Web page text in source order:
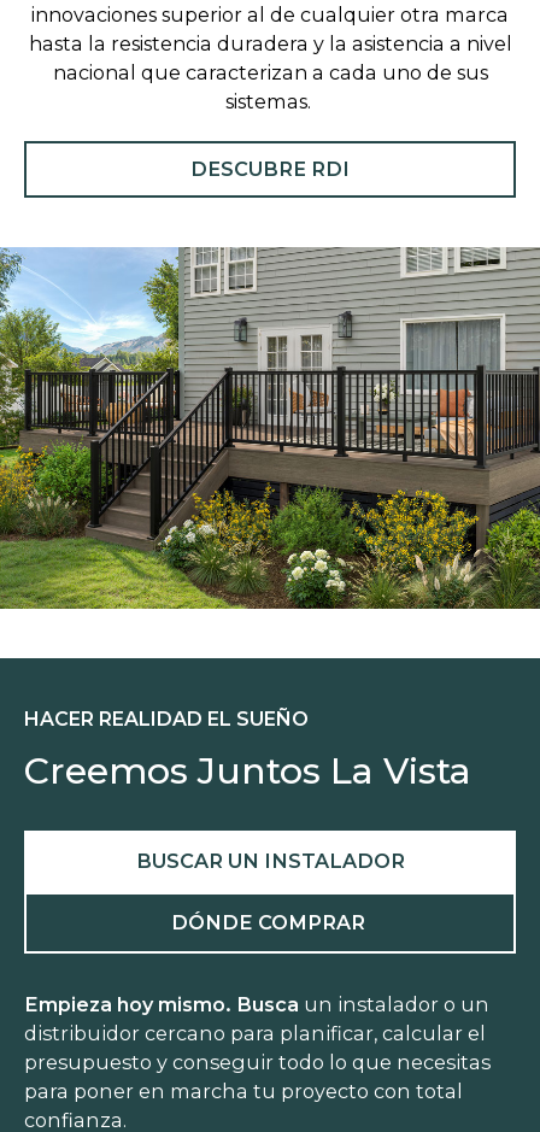
innovaciones superior al de cualquier otra marca
hasta la resistencia duradera y la asistencia a nivel
nacional que caracterizan a cada uno de sus
sistemas.
DESCUBRE RDI
HACER REALIDAD EL SUEÑO
Creemos Juntos La Vista
BUSCAR UN INSTALADOR
DÓNDE COMPRAR
Empieza hoy mismo. Busca un instalador o un
distribuidor cercano para planificar, calcular el
presupuesto y conseguir todo lo que necesitas
para poner en marcha tu proyecto con total
confianza.